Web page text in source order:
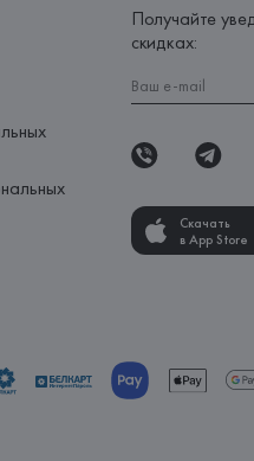
Получайте
скидках:
Скачать
в App Store